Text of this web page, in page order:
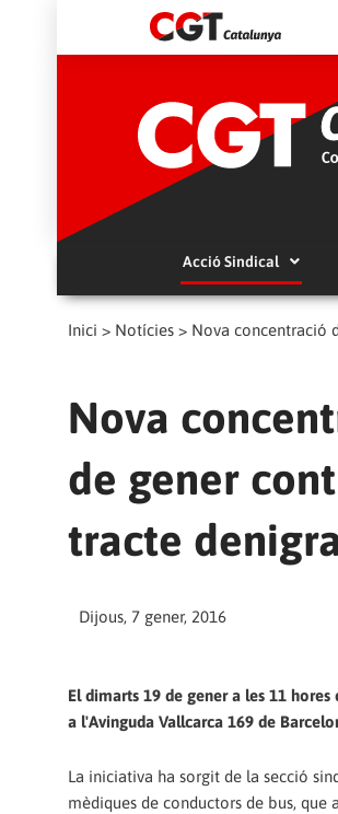
Acció Sindical
Inici > Notícies > Nova concentració
Nova
de gener
tracte
Dijous, 7 gener, 2016
El dimarts 19 de gener a les 11
a l'Avinguda Vallcarca 169 de
La iniciativa ha sorgit de la secció
mèdiques de conductors de bus,